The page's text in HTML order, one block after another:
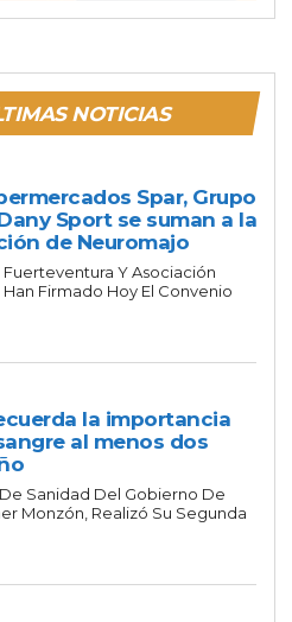
NOTICIAS
Spar, Grupo
Sport se suman a la
de Neuromajo
Fuerteventura Y Asociación
Firmado Hoy El Convenio
la importancia
al menos dos
Sanidad Del Gobierno De
Monzón, Realizó Su Segunda